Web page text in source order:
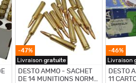
-47%
Livraison gratuite
DESTO AMMO - SACHET
DE 14 MUNITIONS NORMA
-46%
Livraison
DESTO
11